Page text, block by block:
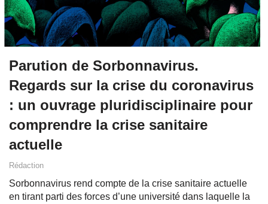
Parution de Sorbonnavirus.
Regards sur la crise du coronavirus
: un ouvrage pluridisciplinaire pour
comprendre la crise sanitaire
actuelle
Rédaction
Sorbonnavirus rend compte de la crise sanitaire actuelle
en tirant parti des forces d’une université dans laquelle la